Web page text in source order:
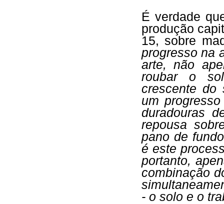
É verdade
produção
15, sobre
progresso na
arte, não
roubar o
crescente do
um
duradouras
repousa
pano de
é este
portanto,
combinação
- o solo e o